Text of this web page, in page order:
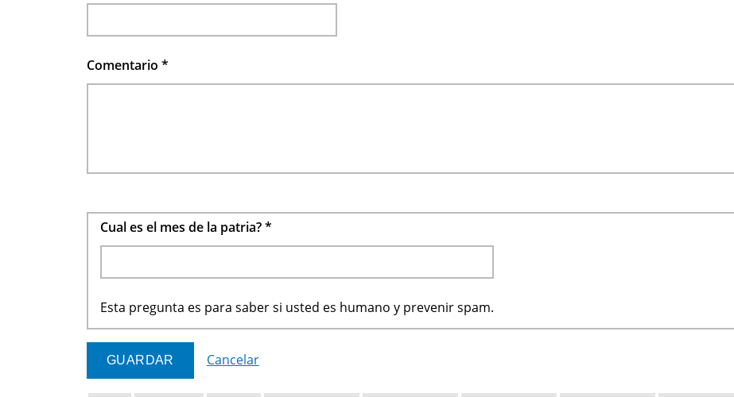
Comentario *
Cual es el mes de la patria?*
Esta pregunta es para saber si usted es humano y prevenir spam.
Cancelar